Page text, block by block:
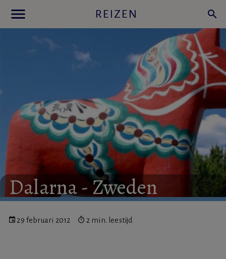
menu REIZEN search
Dalarna- Zweden
29 februari 2012 2 min. leestijd